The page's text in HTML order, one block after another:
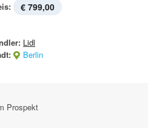
€ 799,00
Lidl
Berlin
Prospekt